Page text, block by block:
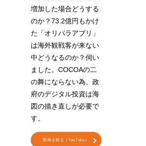
増加した場合どうする
のか？73.2億円もかけ
た「オリパラアプリ」
は海外観戦客が来ない
中どうなるのか？伺い
ました。COCOAの二
の舞にならない為、政
府のデジタル投資は海
図の描き直しが必要で
す。
動画を観る（YouTube）